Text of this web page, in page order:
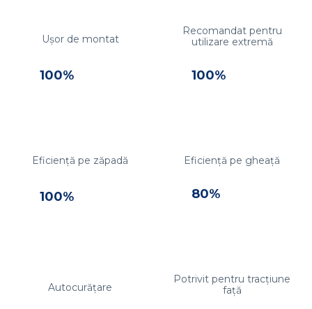
Ușor de montat
Recomandat pentru
utilizare extremă
100%
Eficiență pe zăpadă
100%
Eficiență pe gheață
100%
Autocurățare
80%
Potrivit pentru tracțiune
față